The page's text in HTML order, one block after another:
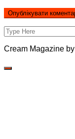
Cream Magazine by